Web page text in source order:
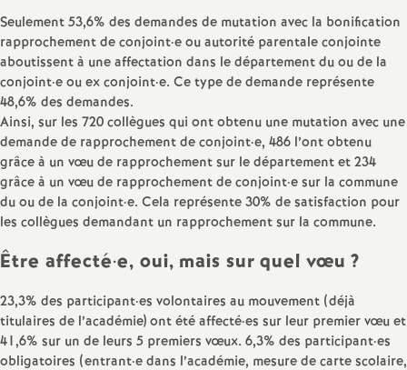
Seulement 53,6% des demandes de mutation avec la bonification
rapprochement de conjoint·e ou autorité parentale conjointe
aboutissent à une affectation dans le département du ou de la
conjoint·e ou ex conjoint·e. Ce type de demande représente
48,6% des demandes.
Ainsi, sur les 720 collègues qui ont obtenu une mutation avec une
demande de rapprochement de conjoint·e, 486 l’ont obtenu
grâce à un vœu de rapprochement sur le département et 234
grâce à un vœu de rapprochement de conjoint·e sur la commune
du ou de la conjoint·e. Cela représente 30% de satisfaction pour
les collègues demandant un rapprochement sur la commune.
Être affecté·e, oui, mais sur quel vœu ?
23,3% des participant·es volontaires au mouvement (déjà
titulaires de l’académie) ont été affecté·es sur leur premier vœu et
41,6% sur un de leurs 5 premiers vœux. 6,3% des participant·es
obligatoires (entrant·e dans l’académie, mesure de carte scolaire,